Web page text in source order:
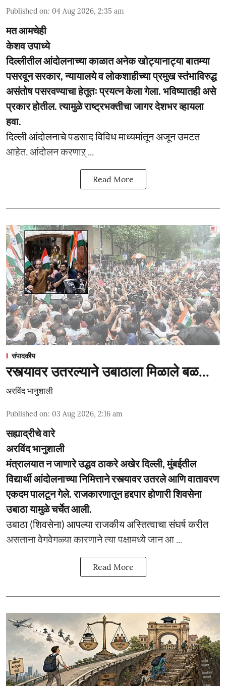
Published on: 04 Aug 2026, 2:35 am
मत आमचेही
केशव उपाध्ये
दिल्लीतील आंदोलनाच्या काळात अनेक खोट्यानाट्या बातम्या
पसरवून सरकार, न्यायालये व लोकशाहीच्या प्रमुख स्तंभाविरुद्ध
असंतोष पसरवण्याचा हेतूतः प्रयत्न केला गेला. भविष्यातही असे
प्रकार होतील. त्यामुळे राष्ट्रभक्तीचा जागर देशभर व्हायला
हवा.
दिल्ली आंदोलनाचे पडसाद विविध माध्यमांतून अजून उमटत
आहेत. आंदोलन करणाऱ् ...
Read More
संपादकीय
रस्त्यावर उतरल्याने उबाठाला मिळाले बळ...
अरविंद भानुशाली
Published on: 03 Aug 2026, 2:16 am
सह्याद्रीचे वारे
अरविंद भानुशाली
मंत्रालयात न जाणारे उद्धव ठाकरे अखेर दिल्ली, मुंबईतील
विद्यार्थी आंदोलनाच्या निमित्ताने रस्त्यावर उतरले आणि वातावरण
एकदम पालटून गेले. राजकारणातून हद्दपार होणारी शिवसेना
उबाठा यामुळे चर्चेत आली.
उबाठा (शिवसेना) आपल्या राजकीय अस्तित्वाचा संघर्ष करीत
असताना वेगवेगळ्या कारणाने त्या पक्षामध्ये जान आ ...
Read More